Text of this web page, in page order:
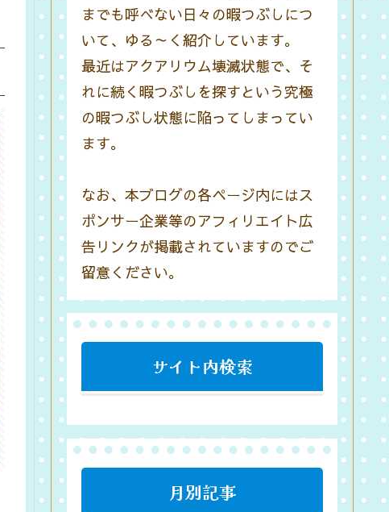
までも呼べない日々の暇つぶしにつ
いて、ゆる～く紹介しています。
最近はアクアリウム壊滅状態で、そ
れに続く暇つぶしを探すという究極
の暇つぶし状態に陥ってしまってい
ます。
なお、本ブログの各ページ内にはス
ポンサー企業等のアフィリエイト広
告リンクが掲載されていますのでご
留意ください。
サイト内検索
月別記事